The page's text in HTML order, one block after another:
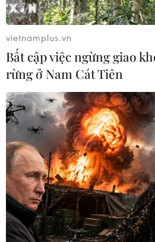
Sẽ xây dựng Trung tâm
nhựa đại dương tại Việt
26/08/2020 01:33
Trung tâm quốc tế về rác thải
Nam sẽ được coi là một diễn
sẻ kiến thức và thông tin liên
ô nhiễm rác thải nhựa...
vietnamplus.vn
Bất cập việc ngừng giao
rừng ở Nam Cát Tiên